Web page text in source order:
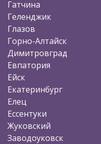
Гатчина
Геленджик
Глазов
Горно-Алтайск
Димитровград
Евпатория
Ейск
Екатеринбург
Елец
Ессентуки
Жуковский
Заводоуковск